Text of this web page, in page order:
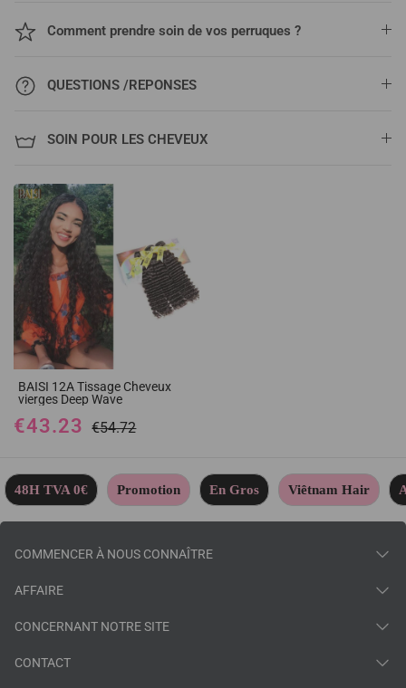
Comment prendre soin de vos perruques ?
QUESTIONS /REPONSES
SOIN POUR LES CHEVEUX
BAISI 12A Tissage Cheveux
vierges Deep Wave
€43.23 €54.72
48H TVA 0€ Promotion En Gros Viêtnam Hair
COMMENCER À NOUS CONNAÎTRE
AFFAIRE
CONCERNANT NOTRE SITE
CONTACT